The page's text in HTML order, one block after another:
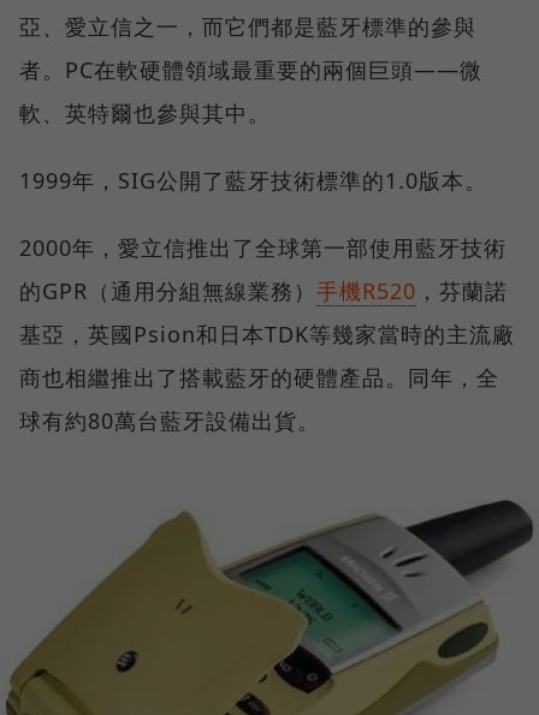
亞、愛立信之一，而它們都是藍牙標準的參與
者。PC在軟硬體領域最重要的兩個巨頭——微
軟、英特爾也參與其中。
1999年，SIG公開了藍牙技術標準的1.0版本。
2000年，愛立信推出了全球第一部使用藍牙技術
的GPR（通用分組無線業務） 手機R520 ，芬蘭諾
基亞，英國Psion和日本TDK等幾家當時的主流廠
商也相繼推出了搭載藍牙的硬體產品。同年，全
球有約80萬台藍牙設備出貨。